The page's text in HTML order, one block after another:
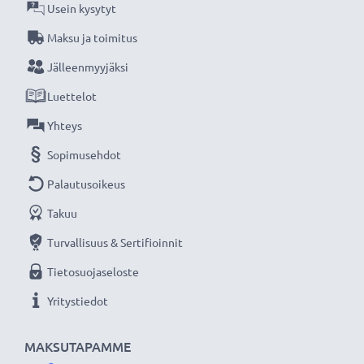
CELLONIC vaihtoakku on pitkäikäinen ja turvallinen,
laatua edulliseen hintaan.
★3 vuoden takuu
Olemme vuonna 2004 perustettu kansainvälinen
verkkokauppa, joka tarjoaa laadukkaita tuotteita, ja
MAKSUTAPAMME
Usein kysytyt
Maksu ja toimitus
Jälleenmyyjäksi
Luettelot
Yhteys
Sopimusehdot
Palautusoikeus
Takuu
Turvallisuus & Sertifioinnit
Tietosuojaseloste
Yritystiedot